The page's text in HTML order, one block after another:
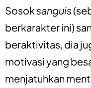
Sosoksanguis
berkarakter ini)
beraktivitas, dia
motivasi yang
menjatuhkan